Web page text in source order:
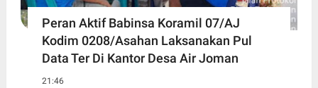
Peran Aktif Babinsa Koramil 07/AJ
Kodim 0208/Asahan Laksanakan Pul
Data Ter Di Kantor Desa Air Joman
21:46